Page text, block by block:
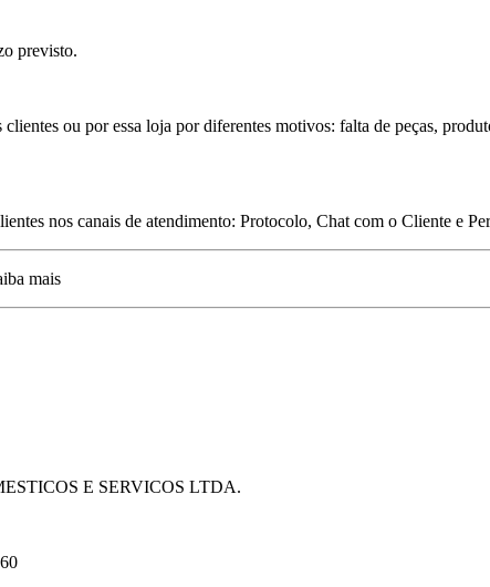
previsto.
ou por essa loja por diferentes motivos: falta de peças,
nos canais de atendimento: Protocolo, Chat com o Cliente e
mais
E SERVICOS LTDA.